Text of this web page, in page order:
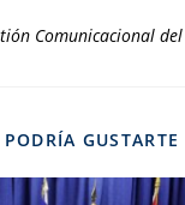
Comunicacional
GUSTARTE